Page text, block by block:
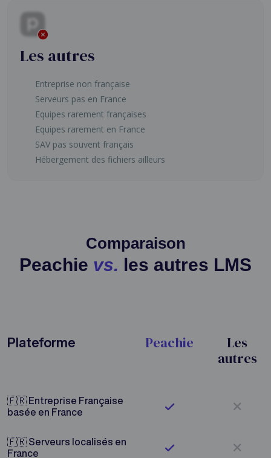
Les autres
Entreprise non française
Serveurs pas en France
Equipes rarement françaises
Equipes rarement en France
SAV pas souvent français
Hébergement des fichiers ailleurs
Comparaison
Peachie vs. les autres LMS
Plateforme Peachie
Les
autres
🇫🇷 Entreprise Française
basée en France
Peachie oui non
🇫🇷 Serveurs localisés en
France
Peachie oui non